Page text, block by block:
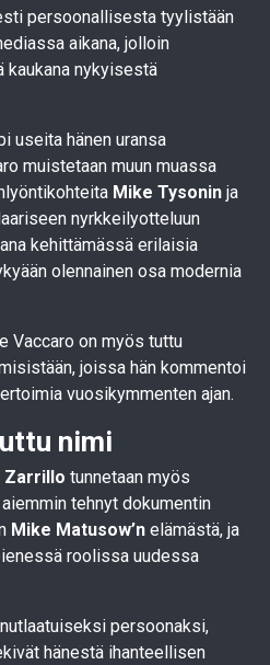
persoonallisesta tyylistään
aikana, jolloin
kaukana nykyisestä
useita hänen uransa
muistetaan muun muassa
Mike Tysonin ja
nyrkkeilyotteluun
kehittämässä erilaisia
olennainen osa modernia
Vaccaro on myös tuttu
joissa hän kommentoi
vuosikymmenten ajan.
nimi
Zarrillo tunnetaan myös
tehnyt dokumentin
Mike Matusow’n elämästä, ja
roolissa uudessa
persoonaksi,
hänestä ihanteellisen